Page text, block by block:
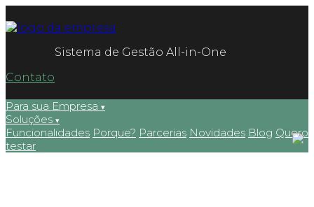
Sistema de Gestão All-in-One
Contato
Para sua Empresa
Soluções
Funcionalidades Porque? Parcerias Novidades Blog Quero
testar